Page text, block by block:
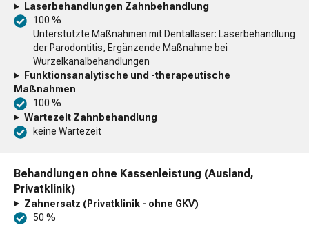
Laserbehandlungen Zahnbehandlung
100 %
Unterstützte Maßnahmen mit Dentallaser: Laserbehandlung
der Parodontitis, Ergänzende Maßnahme bei
Wurzelkanalbehandlungen
Funktionsanalytische und -therapeutische
Maßnahmen
100 %
Wartezeit Zahnbehandlung
keine Wartezeit
Behandlungen ohne Kassenleistung (Ausland,
Privatklinik)
Zahnersatz (Privatklinik - ohne GKV)
50 %